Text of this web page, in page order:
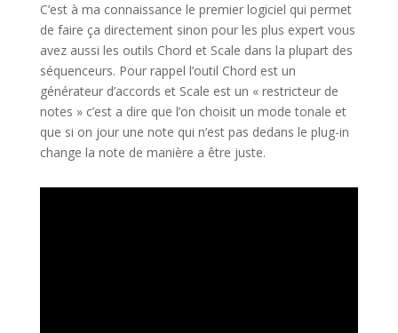
C’est à ma connaissance le premier logiciel qui permet
de faire ça directement sinon pour les plus expert vous
avez aussi les outils Chord et Scale dans la plupart des
séquenceurs. Pour rappel l’outil Chord est un
générateur d’accords et Scale est un « restricteur de
notes » c’est a dire que l’on choisit un mode tonale et
que si on jour une note qui n’est pas dedans le plug-in
change la note de manière a être juste.